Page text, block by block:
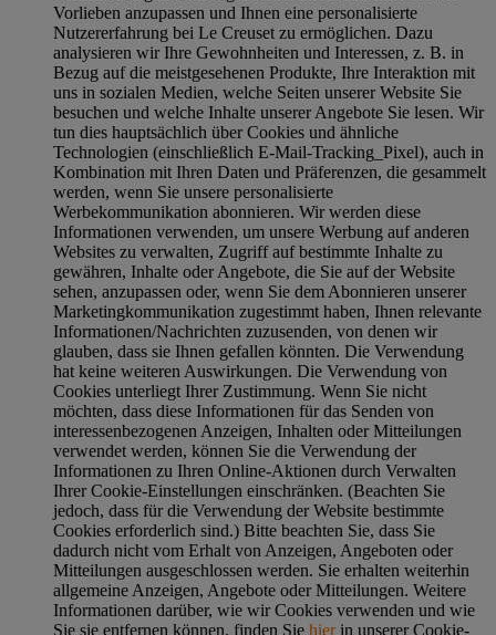
Vorlieben anzupassen und Ihnen eine personalisierte
Nutzererfahrung bei Le Creuset zu ermöglichen. Dazu
analysieren wir Ihre Gewohnheiten und Interessen, z. B. in
Bezug auf die meistgesehenen Produkte, Ihre Interaktion mit
uns in sozialen Medien, welche Seiten unserer Website Sie
besuchen und welche Inhalte unserer Angebote Sie lesen. Wir
tun dies hauptsächlich über Cookies und ähnliche
Technologien (einschließlich E-Mail-Tracking_Pixel), auch in
Kombination mit Ihren Daten und Präferenzen, die gesammelt
werden, wenn Sie unsere personalisierte
Werbekommunikation abonnieren. Wir werden diese
Informationen verwenden, um unsere Werbung auf anderen
Websites zu verwalten, Zugriff auf bestimmte Inhalte zu
gewähren, Inhalte oder Angebote, die Sie auf der Website
sehen, anzupassen oder, wenn Sie dem Abonnieren unserer
Marketingkommunikation zugestimmt haben, Ihnen relevante
Informationen/Nachrichten zuzusenden, von denen wir
glauben, dass sie Ihnen gefallen könnten. Die Verwendung
hat keine weiteren Auswirkungen. Die Verwendung von
Cookies unterliegt Ihrer Zustimmung. Wenn Sie nicht
möchten, dass diese Informationen für das Senden von
interessenbezogenen Anzeigen, Inhalten oder Mitteilungen
verwendet werden, können Sie die Verwendung der
Informationen zu Ihren Online-Aktionen durch Verwalten
Ihrer Cookie-Einstellungen einschränken. (Beachten Sie
jedoch, dass für die Verwendung der Website bestimmte
Cookies erforderlich sind.) Bitte beachten Sie, dass Sie
dadurch nicht vom Erhalt von Anzeigen, Angeboten oder
Mitteilungen ausgeschlossen werden. Sie erhalten weiterhin
allgemeine Anzeigen, Angebote oder Mitteilungen. Weitere
Informationen darüber, wie wir Cookies verwenden und wie
Sie sie entfernen können, finden Sie hierin unserer Cookie-